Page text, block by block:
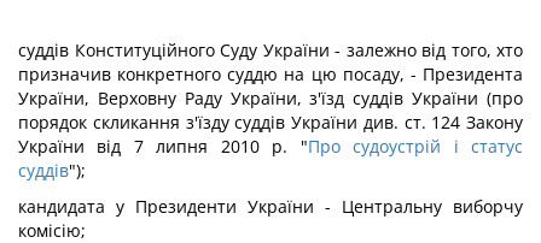
суддів Конституційного Суду України - залежно від того, хто
призначив конкретного суддю на цю посаду, - Президента
України, Верховну Раду України, з'їзд суддів України (про
порядок скликання з'їзду суддів України див. ст. 124 Закону
України від 7 липня 2010 р. "Про судоустрій і статус
суддів");
кандидата у Президенти України - Центральну виборчу
комісію;